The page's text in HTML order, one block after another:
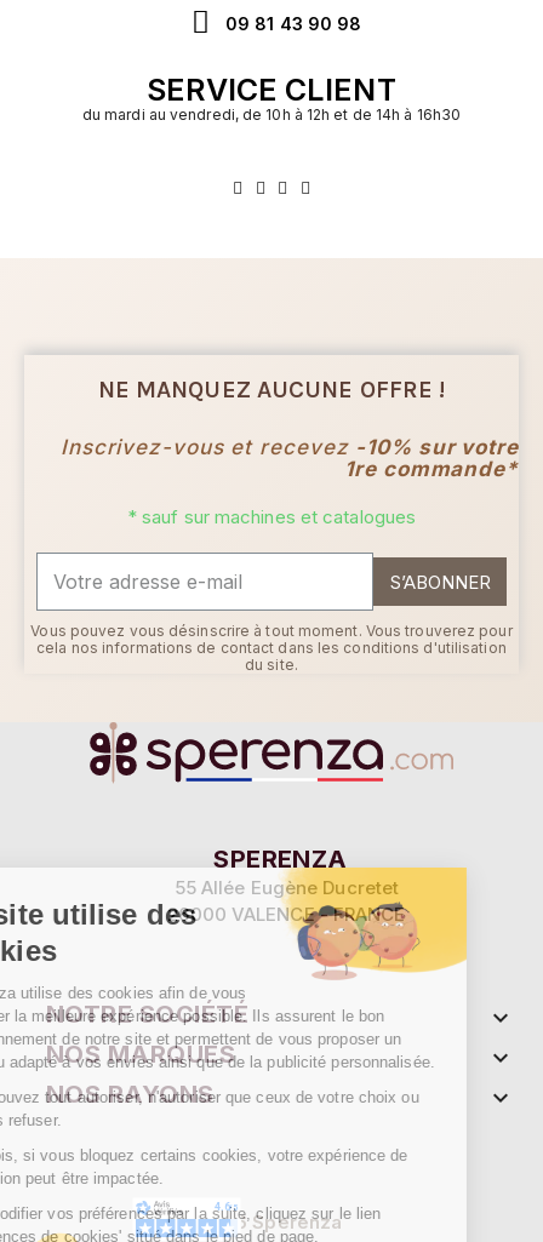
09 81 43 90 98
SERVICE CLIENT
du mardi au vendredi, de 10h à 12h et de 14h à 16h30
NE MANQUEZ AUCUNE OFFRE !
Inscrivez-vous et recevez -10% sur votre
1re commande*
* sauf sur machines et catalogues
S’ABONNER
Vous pouvez vous désinscrire à tout moment. Vous trouverez pour
cela nos informations de contact dans les conditions d'utilisation
du site.
SPERENZA
55 Allée Eugène Ducretet
26000 VALENCE - FRANCE
NOTRE SOCIÉTÉ

NOS MARQUES

NOS RAYONS

2026 Sperenza
Ce site utilise des
cookies
Sperenza utilise des cookies afin de vous
proposer la meilleure expérience possible. Ils assurent le bon
fonctionnement de notre site et permettent de vous proposer un
contenu adapté à vos envies ainsi que de la publicité personnalisée.
Vous pouvez tout autoriser, n'autoriser que ceux de votre choix ou
bien les refuser.
Toutefois, si vous bloquez certains cookies, votre expérience de
navigation peut être impactée.
Pour modifier vos préférences par la suite, cliquez sur le lien
'Préférences de cookies' situé dans le pied de page.